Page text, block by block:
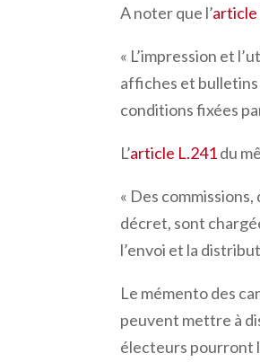
A noter que l’article
« L’impression et
affiches et
conditions fixées
L’article L.241du
« Des
décret, sont
l’envoi et la
Le mémento des
peuvent mettre à
électeurs pourront